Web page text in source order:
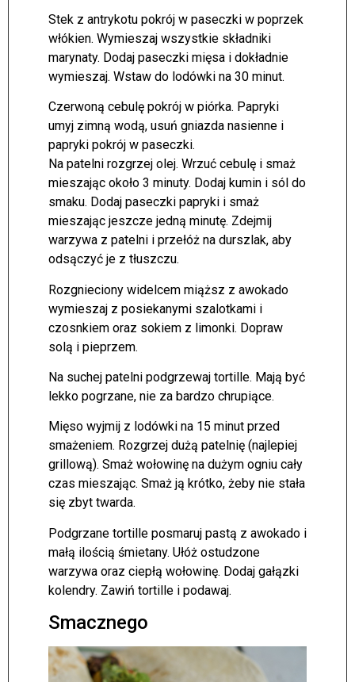
Stek z antrykotu pokrój w paseczki w poprzek
włókien. Wymieszaj wszystkie składniki
marynaty. Dodaj paseczki mięsa i dokładnie
wymieszaj. Wstaw do lodówki na 30 minut.
Czerwoną cebulę pokrój w piórka. Papryki
umyj zimną wodą, usuń gniazda nasienne i
papryki pokrój w paseczki.
Na patelni rozgrzej olej. Wrzuć cebulę i smaż
mieszając około 3 minuty. Dodaj kumin i sól do
smaku. Dodaj paseczki papryki i smaż
mieszając jeszcze jedną minutę. Zdejmij
warzywa z patelni i przełóż na durszlak, aby
odsączyć je z tłuszczu.
Rozgnieciony widelcem miąższ z awokado
wymieszaj z posiekanymi szalotkami i
czosnkiem oraz sokiem z limonki. Dopraw
solą i pieprzem.
Na suchej patelni podgrzewaj tortille. Mają być
lekko pogrzane, nie za bardzo chrupiące.
Mięso wyjmij z lodówki na 15 minut przed
smażeniem. Rozgrzej dużą patelnię (najlepiej
grillową). Smaż wołowinę na dużym ogniu cały
czas mieszając. Smaż ją krótko, żeby nie stała
się zbyt twarda.
Podgrzane tortille posmaruj pastą z awokado i
małą ilością śmietany. Ułóż ostudzone
warzywa oraz ciepłą wołowinę. Dodaj gałązki
kolendry. Zawiń tortille i podawaj.
Smacznego